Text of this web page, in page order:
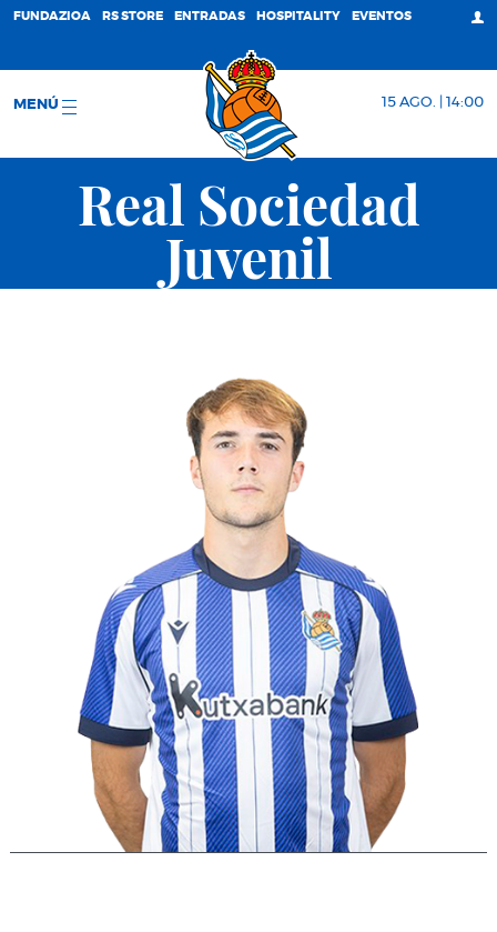
FUNDAZIOA RS STORE ENTRADAS HOSPITALITY EVENTOS
MENÚ 15 AGO. | 14:00
Real Sociedad
Juvenil